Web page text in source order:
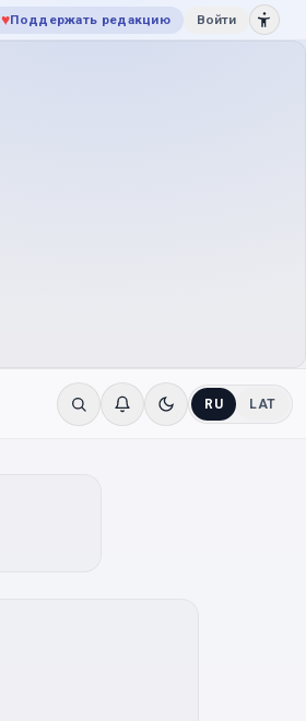
♥Поддержать редакцию Войти
RU LAT